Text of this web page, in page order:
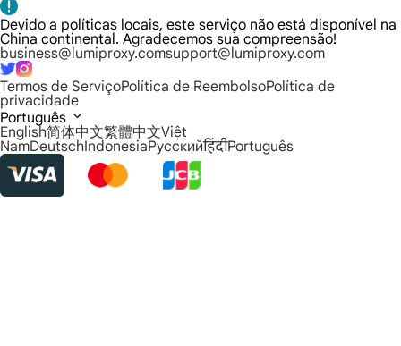
Devido a políticas locais, este serviço não está disponível na
China continental. Agradecemos sua compreensão!
business@lumiproxy.comsupport@lumiproxy.com
Termos de ServiçoPolítica de ReembolsoPolítica de
privacidade
Português
English简体中文繁體中文Việt
NamDeutschIndonesiaРусскийहिंदीPortuguês